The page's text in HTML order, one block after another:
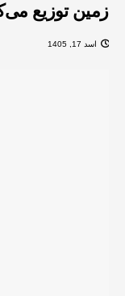
زمین توزیع
اسد 17, 1405